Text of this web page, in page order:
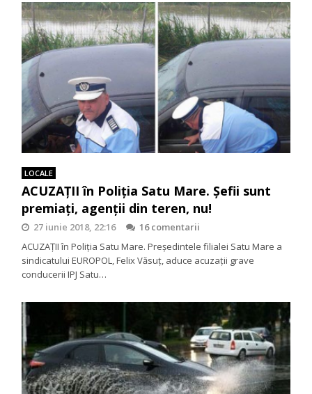
LOCALE
ACUZAŢII în Poliţia Satu Mare. Şefii sunt
premiaţi, agenţii din teren, nu!
27 iunie 2018, 22:16
16 comentarii
ACUZAŢII în Poliţia Satu Mare. Preşedintele filialei Satu Mare a
sindicatului EUROPOL, Felix Văsuţ, aduce acuzaţii grave
conducerii IPJ Satu…